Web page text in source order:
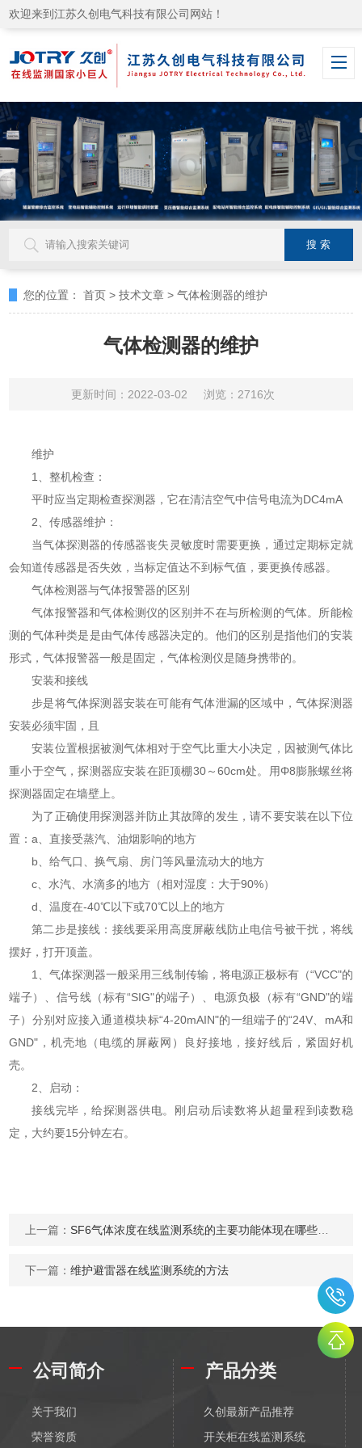
欢迎来到江苏久创电气科技有限公司网站！
您的位置： 首页 >技术文章 >气体检测器的维护
气体检测器的维护
更新时间：2022-03-02 浏览：2716次
维护
1、整机检查：
平时应当定期检查探测器，它在清洁空气中信号电流为DC4mA
2、传感器维护：
当气体探测器的传感器丧失灵敏度时需要更换，通过定期标定就
会知道传感器是否失效，当标定值达不到标气值，要更换传感器。
气体检测器与气体报警器的区别
气体报警器和气体检测仪的区别并不在与所检测的气体。所能检
测的气体种类是是由气体传感器决定的。他们的区别是指他们的安装
形式，气体报警器一般是固定，气体检测仪是随身携带的。
安装和接线
步是将气体探测器安装在可能有气体泄漏的区域中，气体探测器
安装必须牢固，且
安装位置根据被测气体相对于空气比重大小决定，因被测气体比
重小于空气，探测器应安装在距顶棚30～60cm处。用Φ8膨胀螺丝将
探测器固定在墙壁上。
为了正确使用探测器并防止其故障的发生，请不要安装在以下位
置：a、直接受蒸汽、油烟影响的地方
b、给气口、换气扇、房门等风量流动大的地方
c、水汽、水滴多的地方（相对湿度：大于90%）
d、温度在-40℃以下或70℃以上的地方
第二步是接线：接线要采用高度屏蔽线防止电信号被干扰，将线
摆好，打开顶盖。
1、气体探测器一般采用三线制传输，将电源正极标有（“VCC"的
端子）、信号线（标有“SIG"的端子）、电源负极（标有“GND"的端
子）分别对应接入通道模块标“4-20mAIN"的一组端子的“24V、mA和
GND"，机壳地（电缆的屏蔽网）良好接地，接好线后，紧固好机
壳。
2、启动：
接线完毕，给探测器供电。刚启动后读数将从超量程到读数稳
定，大约要15分钟左右。
上一篇： SF6气体浓度在线监测系统的主要功能体现在哪些方面
下一篇：维护避雷器在线监测系统的方法
公司简介
关于我们
荣誉资质
产品分类
久创最新产品推荐
开关柜在线监测系统